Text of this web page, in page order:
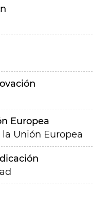
Europea
Unión Europea